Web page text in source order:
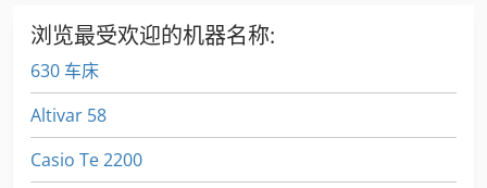
浏览最受欢迎的机器名称:
630 车床
Altivar 58
Casio Te 2200